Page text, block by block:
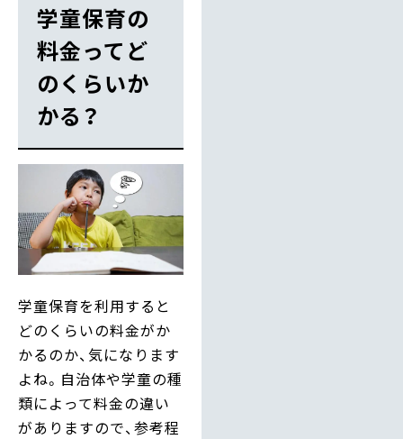
学童保育の
料金ってど
のくらいか
かる？
学童保育を利用すると
どのくらいの料金がか
かるのか、気になります
よね。自治体や学童の種
類によって料金の違い
がありますので、参考程